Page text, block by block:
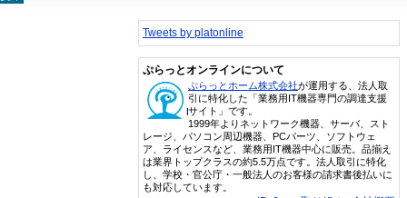
Tweets by platonline
ぷらっとオンラインについて
ぷらっとホーム株式会社が運用する、法人取
引に特化した「業務用IT機器専門の調達支援
サイト」です。
1999年よりネットワーク機器、サーバ、スト
レージ、パソコン周辺機器、PCパーツ、ソフトウェ
ア、ライセンスなど、業務用IT機器中心に販売。品揃え
は業界トップクラスの約5.5万点です。法人取引に特化
し、学校・官公庁・一般法人のお客様の請求書後払いに
も対応しています。